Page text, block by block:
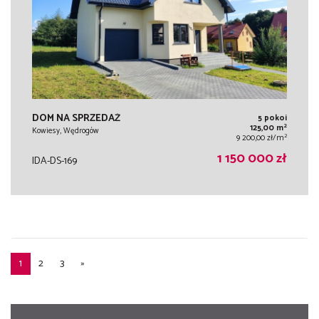
DOM NA SPRZEDAŻ
Kowiesy, Wędrogów
5 pokoi
125,00 m2
9 200,00 zł/m2
IDA-DS-169 1 150 000 zł
1 2 3 »